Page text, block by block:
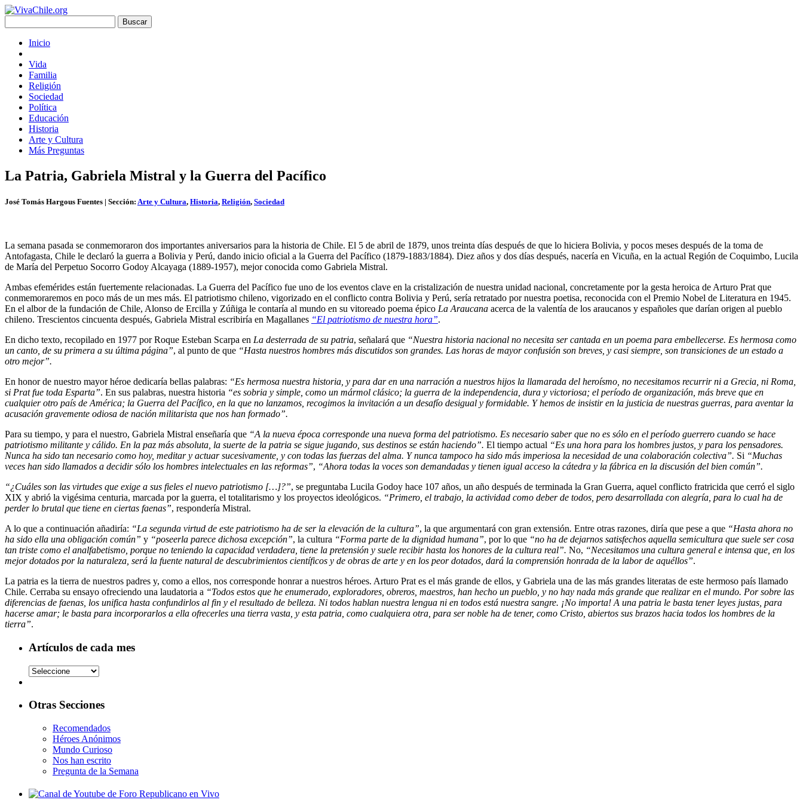
Inicio
Vida
Familia
Religión
Sociedad
Política
Educación
Historia
Arte y Cultura
Más Preguntas
La Patria, Gabriela Mistral y la Guerra del Pacífico
José Tomás Hargous Fuentes | Sección: Arte y Cultura, Historia, Religión, Sociedad
La semana pasada se conmemoraron dos importantes aniversarios para la historia de Chile. El 5 de abril de 1879, unos treinta días después de que lo hiciera Bolivia, y pocos meses después de la toma de
Antofagasta, Chile le declaró la guerra a Bolivia y Perú, dando inicio oficial a la Guerra del Pacífico (1879-1883/1884). Diez años y dos días después, nacería en Vicuña, en la actual Región de Coquimbo, Lucila
de María del Perpetuo Socorro Godoy Alcayaga (1889-1957), mejor conocida como Gabriela Mistral.
Ambas efemérides están fuertemente relacionadas. La Guerra del Pacífico fue uno de los eventos clave en la cristalización de nuestra unidad nacional, concretamente por la gesta heroica de Arturo Prat que
conmemoraremos en poco más de un mes más. El patriotismo chileno, vigorizado en el conflicto contra Bolivia y Perú, sería retratado por nuestra poetisa, reconocida con el Premio Nobel de Literatura en 1945.
En el albor de la fundación de Chile, Alonso de Ercilla y Zúñiga le contaría al mundo en su vitoreado poema épico La Araucana acerca de la valentía de los araucanos y españoles que darían origen al pueblo
chileno. Trescientos cincuenta después, Gabriela Mistral escribiría en Magallanes “El patriotismo de nuestra hora”.
En dicho texto, recopilado en 1977 por Roque Esteban Scarpa en La desterrada de su patria, señalará que “Nuestra historia nacional no necesita ser cantada en un poema para embellecerse. Es hermosa como
un canto, de su primera a su última página”, al punto de que “Hasta nuestros hombres más discutidos son grandes. Las horas de mayor confusión son breves, y casi siempre, son transiciones de un estado a
otro mejor”.
En honor de nuestro mayor héroe dedicaría bellas palabras: “Es hermosa nuestra historia, y para dar en una narración a nuestros hijos la llamarada del heroísmo, no necesitamos recurrir ni a Grecia, ni Roma,
si Prat fue toda Esparta”. En sus palabras, nuestra historia “es sobria y simple, como un mármol clásico; la guerra de la independencia, dura y victoriosa; el período de organización, más breve que en
cualquier otro país de América; la Guerra del Pacífico, en la que no lanzamos, recogimos la invitación a un desafío desigual y formidable. Y hemos de insistir en la justicia de nuestras guerras, para aventar la
acusación gravemente odiosa de nación militarista que nos han formado”.
Para su tiempo, y para el nuestro, Gabriela Mistral enseñaría que “A la nueva época corresponde una nueva forma del patriotismo. Es necesario saber que no es sólo en el período guerrero cuando se hace
patriotismo militante y cálido. En la paz más absoluta, la suerte de la patria se sigue jugando, sus destinos se están haciendo”. El tiempo actual “Es una hora para los hombres justos, y para los pensadores.
Nunca ha sido tan necesario como hoy, meditar y actuar sucesivamente, y con todas las fuerzas del alma. Y nunca tampoco ha sido más imperiosa la necesidad de una colaboración colectiva”. Si “Muchas
veces han sido llamados a decidir sólo los hombres intelectuales en las reformas”, “Ahora todas la voces son demandadas y tienen igual acceso la cátedra y la fábrica en la discusión del bien común”.
“¿Cuáles son las virtudes que exige a sus fieles el nuevo patriotismo […]?”, se preguntaba Lucila Godoy hace 107 años, un año después de terminada la Gran Guerra, aquel conflicto fratricida que cerró el siglo
XIX y abrió la vigésima centuria, marcada por la guerra, el totalitarismo y los proyectos ideológicos. “Primero, el trabajo, la actividad como deber de todos, pero desarrollada con alegría, para lo cual ha de
perder lo brutal que tiene en ciertas faenas”, respondería Mistral.
A lo que a continuación añadiría: “La segunda virtud de este patriotismo ha de ser la elevación de la cultura”, la que argumentará con gran extensión. Entre otras razones, diría que pese a que “Hasta ahora no
ha sido ella una obligación común” y “poseerla parece dichosa excepción”, la cultura “Forma parte de la dignidad humana”, por lo que “no ha de dejarnos satisfechos aquella semicultura que suele ser cosa
tan triste como el analfabetismo, porque no teniendo la capacidad verdadera, tiene la pretensión y suele recibir hasta los honores de la cultura real”. No, “Necesitamos una cultura general e intensa que, en los
mejor dotados por la naturaleza, será la fuente natural de descubrimientos científicos y de obras de arte y en los peor dotados, dará la comprensión honrada de la labor de aquéllos”.
La patria es la tierra de nuestros padres y, como a ellos, nos corresponde honrar a nuestros héroes. Arturo Prat es el más grande de ellos, y Gabriela una de las más grandes literatas de este hermoso país llamado
Chile. Cerraba su ensayo ofreciendo una laudatoria a “Todos estos que he enumerado, exploradores, obreros, maestros, han hecho un pueblo, y no hay nada más grande que realizar en el mundo. Por sobre las
diferencias de faenas, los unifica hasta confundirlos al fin y el resultado de belleza. Ni todos hablan nuestra lengua ni en todos está nuestra sangre. ¡No importa! A una patria le basta tener leyes justas, para
hacerse amar; le basta para incorporarlos a ella ofrecerles una tierra vasta, y esta patria, como cualquiera otra, para ser noble ha de tener, como Cristo, abiertos sus brazos hacia todos los hombres de la
tierra”.
Artículos de cada mes
Otras Secciones
Recomendados
Héroes Anónimos
Mundo Curioso
Nos han escrito
Pregunta de la Semana